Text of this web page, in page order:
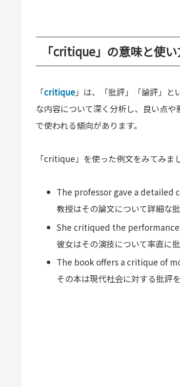
「critique」の意味と使
「critique」は、「批評」「論評」と
な内容について深く分析し、良い点
で使われる傾向があります。
「critique」を使った例文をみてみま
The professor gave a
教授はその論文について詳細な
She critiqued the
彼女はその演技について率直に
The book offers a critique of
その本は現代社会に対する批評